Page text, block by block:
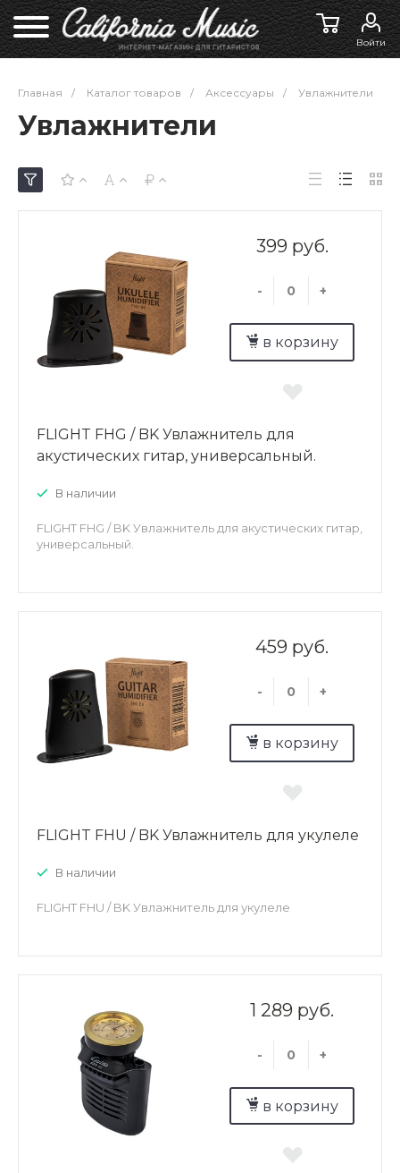
Войти
Главная / Каталог товаров / Аксессуары / Увлажнители
Увлажнители
399 руб.
- +
в корзину
FLIGHT FHG / BK Увлажнитель для
акустических гитар, универсальный.
В наличии
FLIGHT FHG / BK Увлажнитель для акустических гитар,
универсальный.
459 руб.
- +
в корзину
FLIGHT FHU / BK Увлажнитель для укулеле
В наличии
FLIGHT FHU / BK Увлажнитель для укулеле
1 289 руб.
- +
в корзину